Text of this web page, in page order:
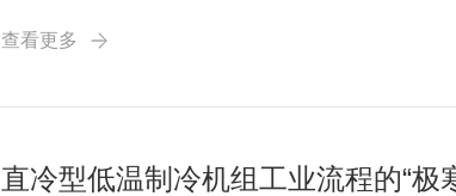
的制冷剂气体压缩成...
查看更多
直冷型低温制冷机组工业流程的“极